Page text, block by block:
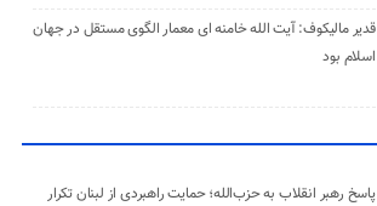
قدیر مالیکوف: آیت‌ الله خامنه‌ ای معمار الگوی مستقل در جهان
اسلام بود
پاسخ رهبر انقلاب به حزب‌الله؛ حمایت راهبردی از لبنان تکرار